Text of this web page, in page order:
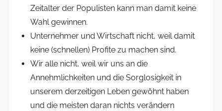
Zeitalter der Populisten kann man damit keine
Wahl gewinnen.
Unternehmer und Wirtschaft nicht, weil damit
keine (schnellen) Profite zu machen sind.
Wir alle nicht, weil wir uns an die
Annehmlichkeiten und die Sorglosigkeit in
unserem derzeitigen Leben gewöhnt haben
und die meisten daran nichts verändern